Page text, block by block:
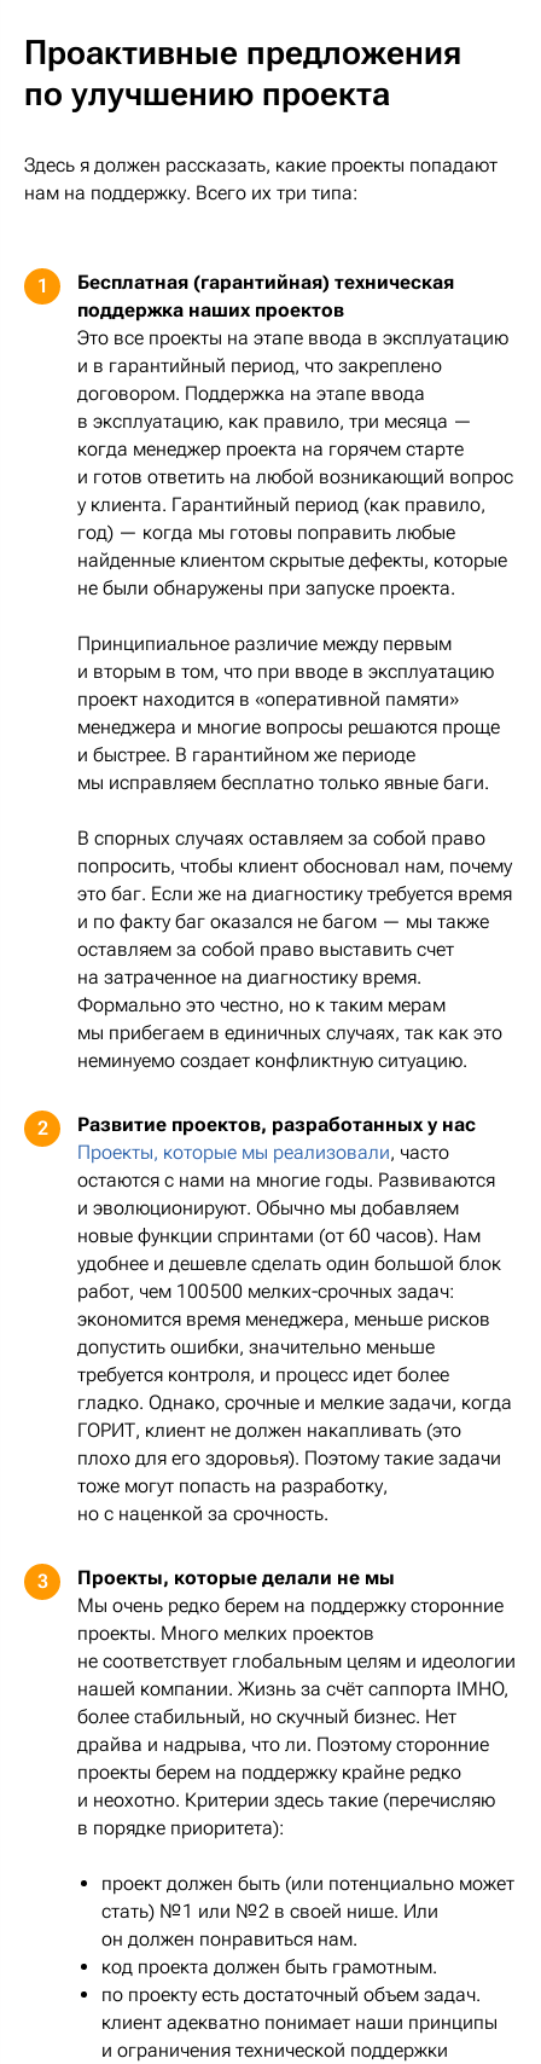
Проактивные предложения
по улучшению проекта
Здесь я должен рассказать, какие проекты попадают
нам на поддержку. Всего их три типа:
1
Бесплатная (гарантийная) техническая
поддержка наших проектов
Это все проекты на этапе ввода в эксплуатацию
и в гарантийный период, что закреплено
договором. Поддержка на этапе ввода
в эксплуатацию, как правило, три месяца —
когда менеджер проекта на горячем старте
и готов ответить на любой возникающий вопрос
у клиента. Гарантийный период (как правило,
год) — когда мы готовы поправить любые
найденные клиентом скрытые дефекты, которые
не были обнаружены при запуске проекта.
Принципиальное различие между первым
и вторым в том, что при вводе в эксплуатацию
проект находится в «оперативной памяти»
менеджера и многие вопросы решаются проще
и быстрее. В гарантийном же периоде
мы исправляем бесплатно только явные баги.
В спорных случаях оставляем за собой право
попросить, чтобы клиент обосновал нам, почему
это баг. Если же на диагностику требуется время
и по факту баг оказался не багом — мы также
оставляем за собой право выставить счет
на затраченное на диагностику время.
Формально это честно, но к таким мерам
мы прибегаем в единичных случаях, так как это
неминуемо создает конфликтную ситуацию.
2
Развитие проектов, разработанных у нас
Проекты, которые мы реализовали, часто
остаются с нами на многие годы. Развиваются
и эволюционируют. Обычно мы добавляем
новые функции спринтами (от 60 часов). Нам
удобнее и дешевле сделать один большой блок
работ, чем 100 500 мелких-срочных задач:
экономится время менеджера, меньше рисков
допустить ошибки, значительно меньше
требуется контроля, и процесс идет более
гладко. Однако, срочные и мелкие задачи, когда
ГОРИТ, клиент не должен накапливать (это
плохо для его здоровья). Поэтому такие задачи
тоже могут попасть на разработку,
но с наценкой за срочность.
3
Проекты, которые делали не мы
Мы очень редко берем на поддержку сторонние
проекты. Много мелких проектов
не соответствует глобальным целям и идеологии
нашей компании. Жизнь за счёт саппорта IMHO,
более стабильный, но скучный бизнес. Нет
драйва и надрыва, что ли. Поэтому сторонние
проекты берем на поддержку крайне редко
и неохотно. Критерии здесь такие (перечисляю
в порядке приоритета):
проект должен быть (или потенциально может
стать) № 1 или № 2 в своей нише. Или
он должен понравиться нам.
код проекта должен быть грамотным.
по проекту есть достаточный объем задач.
клиент адекватно понимает наши принципы
и ограничения технической поддержки